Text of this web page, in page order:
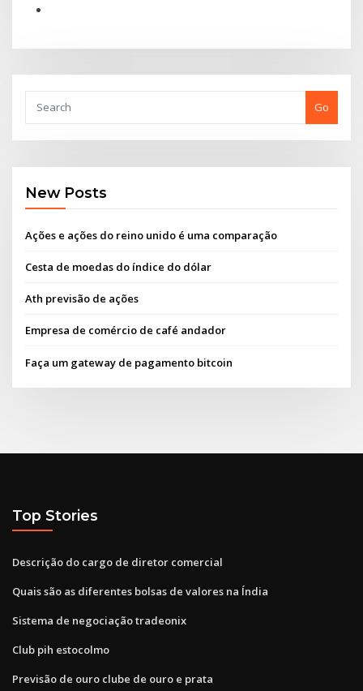
Go
New Posts
Ações e ações do reino unido é uma comparação
Cesta de moedas do índice do dólar
Ath previsão de ações
Empresa de comércio de café andador
Faça um gateway de pagamento bitcoin
Top Stories
Descrição do cargo de diretor comercial
Quais são as diferentes bolsas de valores na Índia
Sistema de negociação tradeonix
Club pih estocolmo
Previsão de ouro clube de ouro e prata